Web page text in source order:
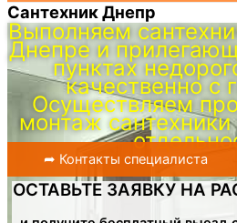
Сантехник Днепр
Выполняем
Днепре и
пунктах
качественно с
Осуществляем
монтаж
➦ Контакты специалиста
ОСТАВЬТЕ ЗАЯВКУ НА